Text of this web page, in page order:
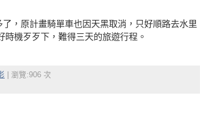
，原計畫騎單車也因天黑取消，只好順路去水里
機歹歹下，難得三天的旅遊行程。
| 瀏覽:906 次